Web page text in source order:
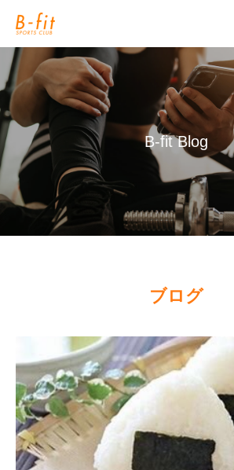
B-fit Blog
ブログ